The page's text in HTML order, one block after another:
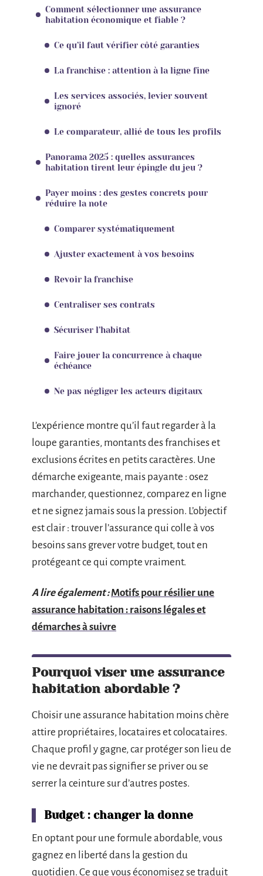
Comment sélectionner une assurance
habitation économique et fiable ?
Ce qu’il faut vérifier côté garanties
La franchise : attention à la ligne fine
Les services associés, levier souvent
ignoré
Le comparateur, allié de tous les profils
Panorama 2025 : quelles assurances
habitation tirent leur épingle du jeu ?
Payer moins : des gestes concrets pour
réduire la note
Comparer systématiquement
Ajuster exactement à vos besoins
Revoir la franchise
Centraliser ses contrats
Sécuriser l’habitat
Faire jouer la concurrence à chaque
échéance
Ne pas négliger les acteurs digitaux
L’expérience montre qu’il faut regarder à la
loupe garanties, montants des franchises et
exclusions écrites en petits caractères. Une
démarche exigeante, mais payante : osez
marchander, questionnez, comparez en ligne
et ne signez jamais sous la pression. L’objectif
est clair : trouver l’assurance qui colle à vos
besoins sans grever votre budget, tout en
protégeant ce qui compte vraiment.
A lire également : Motifs pour résilier une
assurance habitation : raisons légales et
démarches à suivre
Pourquoi viser une assurance
habitation abordable ?
Choisir une assurance habitation moins chère
attire propriétaires, locataires et colocataires.
Chaque profil y gagne, car protéger son lieu de
vie ne devrait pas signifier se priver ou se
serrer la ceinture sur d’autres postes.
Budget : changer la donne
En optant pour une formule abordable, vous
gagnez en liberté dans la gestion du
quotidien. Ce que vous économisez se traduit